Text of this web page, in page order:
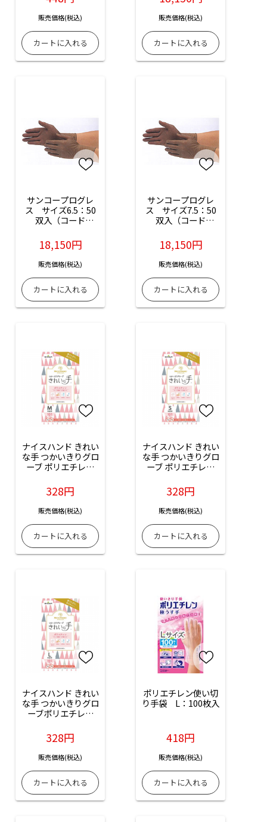
販売価格(税込) 販売価格(税込)
サンコープログレ
ス　サイズ6.5：50
双入（コード
ダーフリー
18,150円
販売価格(税込)
サンコープログレ
ス　サイズ7.5：50
双入（コード
ダーフリー
18,150円
販売価格(税込)
ナイスハンド きれい
な手 つかいきりグロ
ーブ ポリエチレン
枚入
328円
販売価格(税込)
ナイスハンド きれい
な手 つかいきりグロ
ーブ ポリエチレン
入
328円
販売価格(税込)
ナイスハンド きれい
な手 つかいきりグロ
ーブポリエチレン
入
328円
販売価格(税込)
ポリエチレン使い切
り手袋　L：100枚入
418円
販売価格(税込)